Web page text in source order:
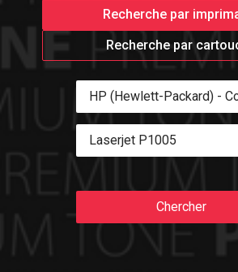
Recherche par
Recherche par
Laserjet P1005
Chercher